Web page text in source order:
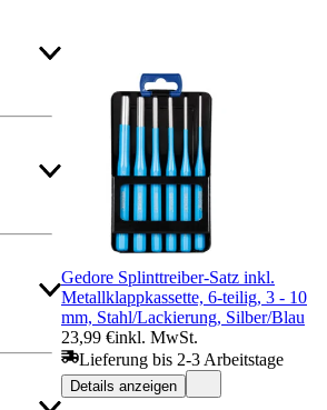
Gedore Splinttreiber-Satz inkl.
Metallklappkassette, 6-teilig, 3 - 10
mm, Stahl/Lackierung, Silber/Blau
23,99 €inkl. MwSt.
Lieferung bis 2-3 Arbeitstage
Details anzeigen